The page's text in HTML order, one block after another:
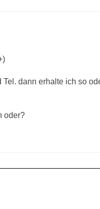
dann erhalte ich so
oder?